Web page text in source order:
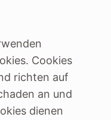
Cookies
richten auf
an und
dienen